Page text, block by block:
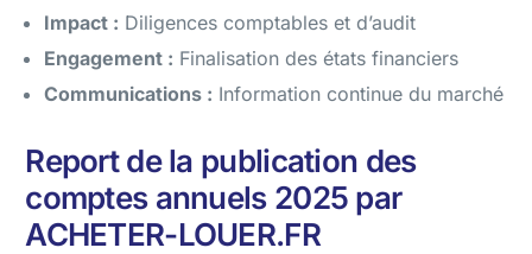
Impact : Diligences comptables et d’audit
Engagement : Finalisation des états financiers
Communications : Information continue du marché
Report de la publication des
comptes annuels 2025 par
ACHETER-LOUER.FR